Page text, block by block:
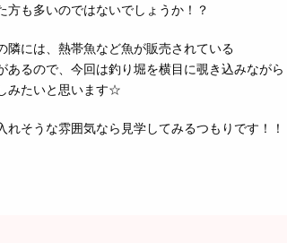
方も多いのではないでしょうか！？
隣には、熱帯魚など魚が販売されている
あるので、今回は釣り堀を横目に覗き込みながら
みたいと思います☆
れそうな雰囲気なら見学してみるつもりです！！